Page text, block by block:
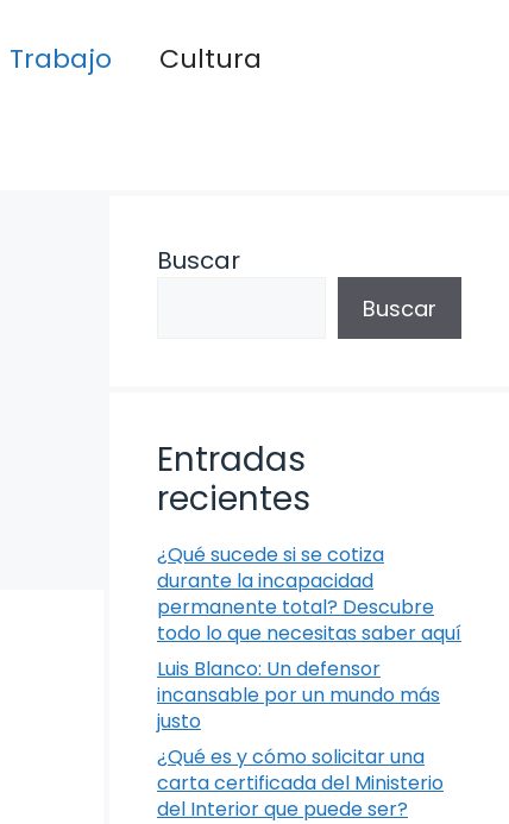
Trabajo
Cultura
Buscar
Buscar
Entradas
recientes
¿Qué sucede si se cotiza
durante la incapacidad
permanente total? Descubre
todo lo que necesitas saber aquí
Luis Blanco: Un defensor
incansable por un mundo más
justo
¿Qué es y cómo solicitar una
carta certificada del Ministerio
del Interior que puede ser?